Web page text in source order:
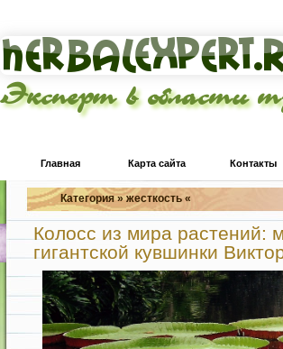
Эксперт в области
Главная Карта сайта Контакты
Категория » жесткость «
Колосс из мира растений:
гигантской кувшинки